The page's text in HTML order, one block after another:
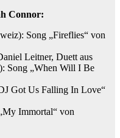
Connor:
Song „Fireflies“ von
Leitner, Duett aus
Song „When Will I Be
Got Us Falling In Love“
Immortal“ von